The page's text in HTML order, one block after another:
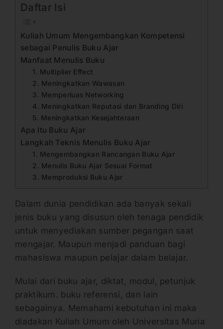
Daftar Isi
Kuliah Umum Mengembangkan Kompetensi
sebagai Penulis Buku Ajar
Manfaat Menulis Buku
1. Multiplier Effect
2. Meningkatkan Wawasan
3. Memperluas Networking
4. Meningkatkan Reputasi dan Branding Diri
5. Meningkatkan Kesejahteraan
Apa Itu Buku Ajar
Langkah Teknis Menulis Buku Ajar
1. Mengembangkan Rancangan Buku Ajar
2. Menulis Buku Ajar Sesuai Format
3. Memproduksi Buku Ajar
Dalam dunia pendidikan ada banyak sekali
jenis buku yang disusun oleh tenaga pendidik
untuk menyediakan sumber pegangan saat
mengajar. Maupun menjadi panduan bagi
mahasiswa maupun pelajar dalam belajar.
Mulai dari buku ajar, diktat, modul, petunjuk
praktikum. buku referensi, dan lain
sebagainya. Memahami kebutuhan ini maka
diadakan Kuliah Umum oleh Universitas Muria